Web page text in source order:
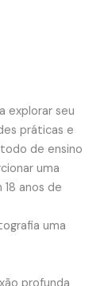
explorar seu
práticas e
de ensino
uma
anos de
uma
profunda